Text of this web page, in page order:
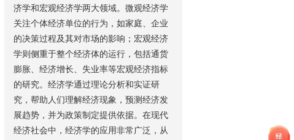
济学和宏观经济学两大领域。微观经济学
关注个体经济单位的行为，如家庭、企业
的决策过程及其对市场的影响；宏观经济
学则侧重于整个经济体的运行，包括通货
膨胀、经济增长、失业率等宏观经济指标
的研究。经济学通过理论分析和实证研
究，帮助人们理解经济现象，预测经济发
展趋势，并为政策制定提供依据。在现代
经济社会中，经济学的应用非常广泛，从